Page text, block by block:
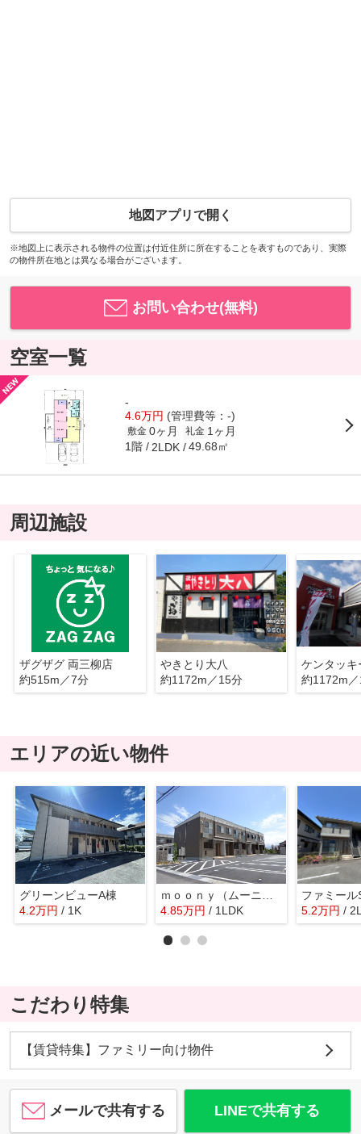
地図アプリで開く
※地図上に表示される物件の位置は付近住所に所在することを表すものであり、実際
の物件所在地とは異なる場合がございます。
お問い合わせ(無料)
空室一覧
-
4.6万円 (管理費等：-)
敷金 0ヶ月 礼金 1ヶ月
1階 2LDK 49.68㎡
周辺施設
ザグザグ 両三柳店
約515m／7分
やきとり大八
約1172m／15分
約1172m
エリアの近い物件
グリーンビューA棟
4.2万円 / 1K
ｍｏｏｎｙ（ムーニィ）
4.85万円 / 1LDK
ファミール
5.2万円 /
こだわり特集
【賃貸特集】ファミリー向け物件
メールで共有する LINEで共有する